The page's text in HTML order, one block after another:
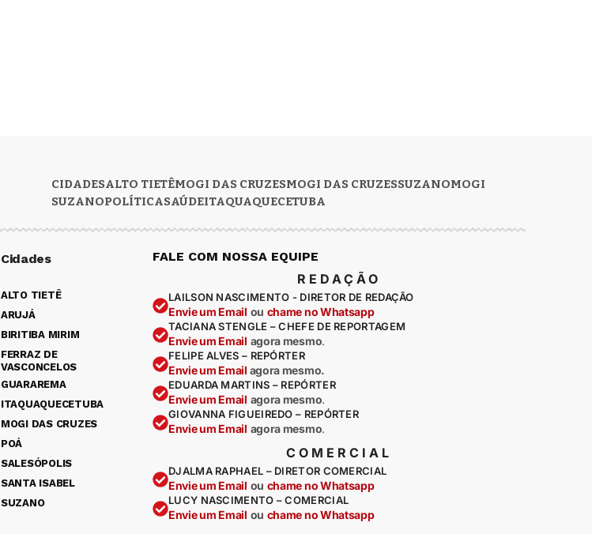
CIDADESALTO TIETÊMOGI DAS CRUZESMOGI DAS CRUZESSUZANOMOGI
SUZANOPOLÍTICASAÚDEITAQUAQUECETUBA
Cidades
ALTO TIETÊ
ARUJÁ
BIRITIBA MIRIM
FERRAZ DE
VASCONCELOS
GUARAREMA
ITAQUAQUECETUBA
MOGI DAS CRUZES
POÁ
SALESÓPOLIS
SANTA ISABEL
SUZANO
FALE COM NOSSA EQUIPE
REDAÇÃO
LAILSON NASCIMENTO - DIRETOR DE REDAÇÃO
Envie um Email ou chame no Whatsapp
TACIANA STENGLE – CHEFE DE REPORTAGEM
Envie um Email agora mesmo.
FELIPE ALVES – REPÓRTER
Envie um Email agora mesmo.
EDUARDA MARTINS – REPÓRTER
Envie um Email agora mesmo.
GIOVANNA FIGUEIREDO – REPÓRTER
Envie um Email agora mesmo.
COMERCIAL
DJALMA RAPHAEL – DIRETOR COMERCIAL
Envie um Email ou chame no Whatsapp
LUCY NASCIMENTO – COMERCIAL
Envie um Email ou chame no Whatsapp